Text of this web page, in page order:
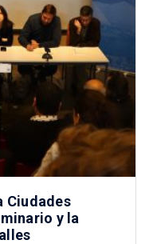
Ciudades
y la